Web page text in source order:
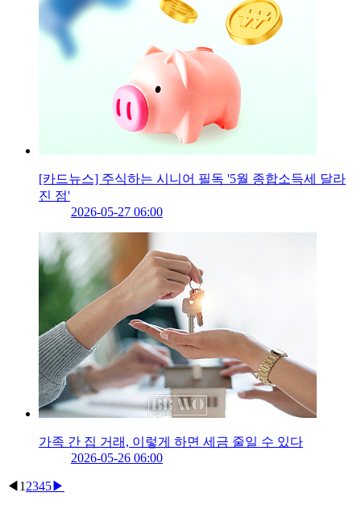
[카드뉴스] 주식하는 시니어 필독 '5월 종합소득세 달라
진 점'
2026-05-27 06:00
가족 간 집 거래, 이렇게 하면 세금 줄일 수 있다
2026-05-26 06:00
◀ 1 2345▶